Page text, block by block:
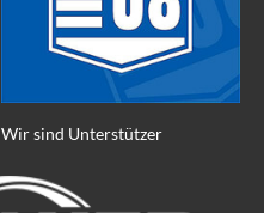
Wir sind Unterstützer